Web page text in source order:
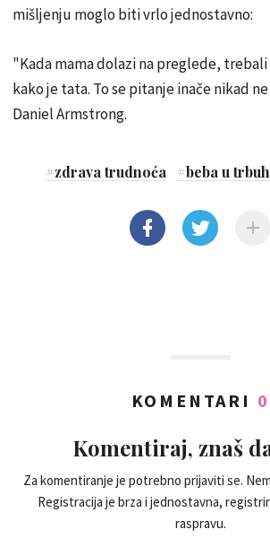
mišljenju moglo biti vrlo jednostavno:
"Kada mama dolazi na preglede,
kako je tata. To se pitanje inače nikad
Daniel Armstrong.
#zdrava trudnoća #beba u
KOMENTARI 0
Komentiraj, znaš
Za komentiranje je potrebno prijaviti se.
Registracija je brza i jednostavna,
raspravu.